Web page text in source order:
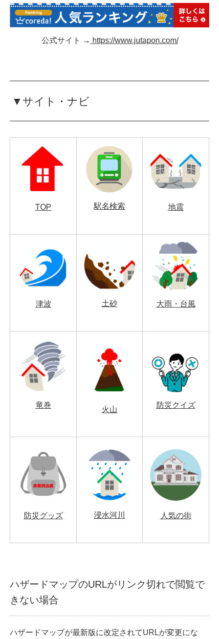
公式サイト → https://www.jutapon.com/
▼サイト・ナビ
TOP 駅名検索 地震
津波 土砂 大雨・台風
竜巻
火山
防災クイズ
防災グッズ 浸水河川 人気の街
ハザードマップのURLがリンク切れで閲覧で
きない場合
ハザードマップが最新版に改定されてURLが変更にな